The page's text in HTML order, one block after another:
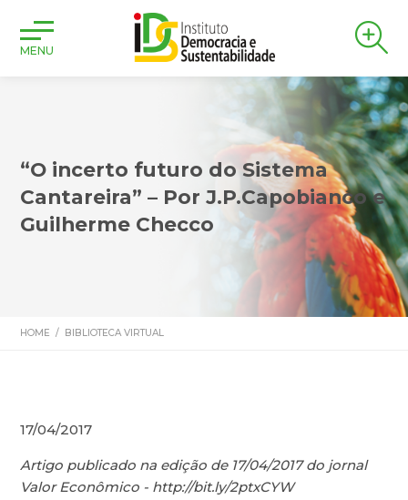
MENU
“O incerto futuro do Sistema
Cantareira” – Por J.P.Capobianco e
Guilherme Checco
HOME / BIBLIOTECA VIRTUAL
17/04/2017
Artigo publicado na edição de 17/04/2017 do jornal
Valor Econômico - http://bit.ly/2ptxCYW